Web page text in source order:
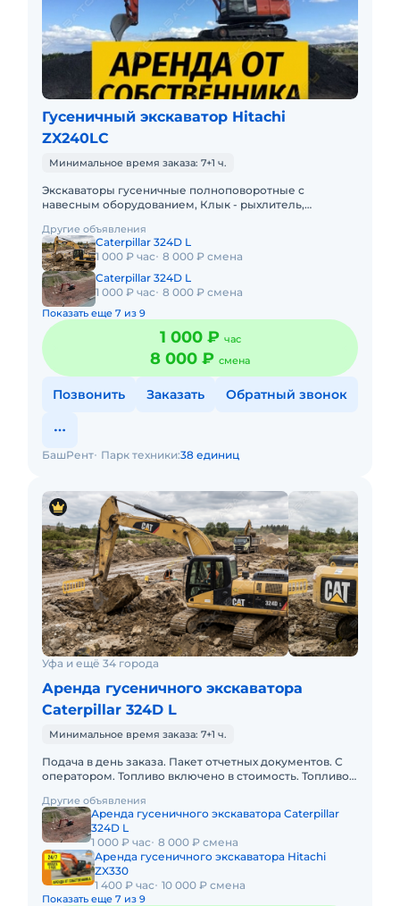
Гусеничный экскаватор Hitachi
ZX240LC
Минимальное время заказа: 7+1 ч.
Экскаваторы гусеничные полноповоротные с
навесным оборудованием, Клык - рыхлитель,
компании имеются экскаваторы
Другие объявления
Caterpillar 324D L
1 000 ₽ час 8 000 ₽ смена
Caterpillar 324D L
1 000 ₽ час 8 000 ₽ смена
Показать еще 7 из 9
1 000 ₽ час
8 000 ₽ смена
Позвонить Заказать Обратный звонок
БашРент Парк техники:38 единиц
Уфа и ещё 34 города
Аренда гусеничного экскаватора
Caterpillar 324D L
Минимальное время заказа: 7+1 ч.
Подача в день заказа. Пакет отчетных документов. С
оператором. Топливо включено в стоимость. Топливо
Краткосрочная а
Другие объявления
Аренда гусеничного экскаватора Caterpillar
324D L
1 000 ₽ час
8 000 ₽ смена
Аренда гусеничного экскаватора Hitachi
ZX330
1 400 ₽ час 10 000 ₽ смена
Показать еще 7 из 9